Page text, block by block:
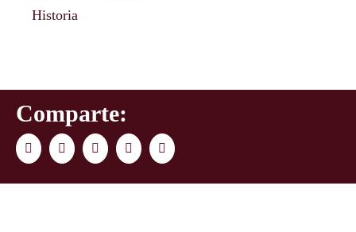
Historia
Comparte:
FacebookTwitter LinkedInWhatsAppCorreo
electrónico